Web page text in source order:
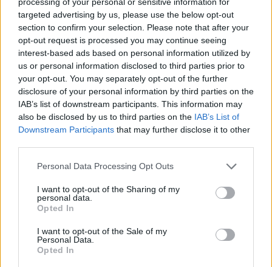
targeted advertising by us, please use the below opt-out
section to confirm your selection. Please note that after your
opt-out request is processed you may continue seeing
interest-based ads based on personal information utilized by
us or personal information disclosed to third parties prior to
your opt-out. You may separately opt-out of the further
disclosure of your personal information by third parties on the
IAB’s list of downstream participants. This information may
also be disclosed by us to third parties on the IAB’s List of
Downstream Participants that may further disclose it to other
Please note that this website/app uses one or more Google
not limited to your visit or usage behaviour. You may click to
grant or deny consent to Google and its third-party tags to
use your data for below specified purposes in below Google
consent section.
Personal Data Processing Opt Outs
I want to opt-out of the Sharing of my
personal data.
Opted In
I want to opt-out of the Sale of my
Personal Data.
Opted In
Τοπαλίδου, Χρήστος Κοντογεώργης, Στέφη
Πουλοπούλου, Σύνθια Μπατσή, Μαρία Μπαγανά,
Σταύρος Τσουμάνης, Γιώργος Ζυγούρης,
Κατερίνα Λυπηρίδου, Kris Radanov, Αλέξανδρος
Μούκανος, Λαέρτης Μαλκότσης, Δημήτρης
Παπαγιάννης, Λυγερή Μητροπούλου, Νικολαΐς
Μπιμπλή, Βαρβάρα Λάρμου, Αδελαΐδα Κατσίδε,
Έλλη Γαλούση, Κώστας Μπούντας
Παπαχαραλάμπους
Στον ρόλο του Γερμανού οΑλέξανδρος
Λογοθέτης